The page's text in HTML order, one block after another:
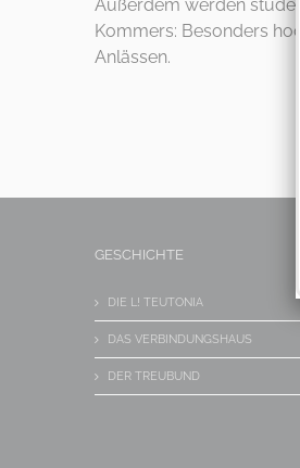
Außerdem werden
Kommers: Besonders
Anlässen.
GESCHICHTE
DIE L! TEUTONIA
DAS VERBINDUNGSHAUS
DER TREUBUND